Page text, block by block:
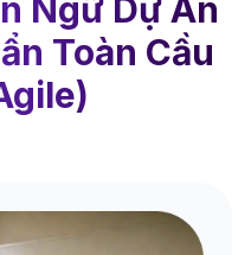
Ngữ Dự Án
Toàn Cầu